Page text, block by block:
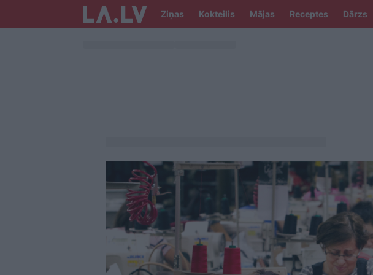
Ziņas Kokteilis Mājas Receptes Dārzs